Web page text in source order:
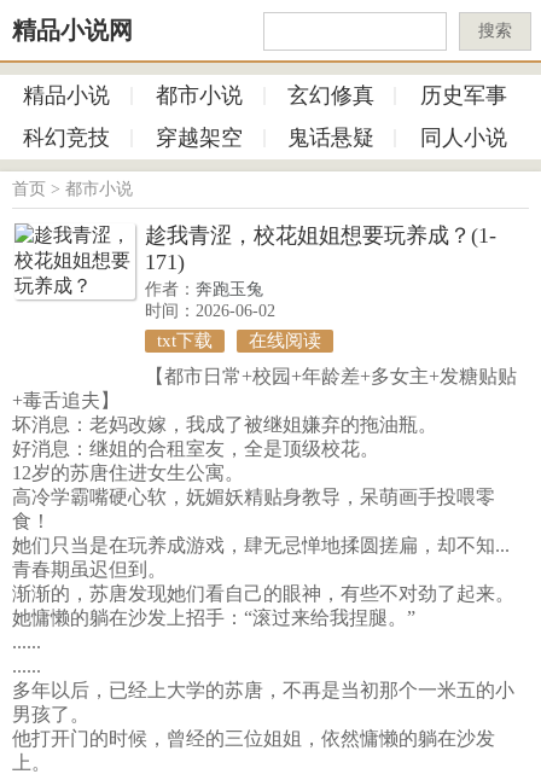
精品小说网 搜索
精品小说 都市小说 玄幻修真
历史军事
科幻竞技
穿越架空 鬼话悬疑 同人小说
首页 > 都市小说
趁我青涩，校花姐姐想要玩养成？(1-
171)
作者： 奔跑玉兔
时间：2026-06-02
txt下载 在线阅读
【都市日常+校园+年龄差+多女主+发糖贴贴
+毒舌追夫】
坏消息：老妈改嫁，我成了被继姐嫌弃的拖油瓶。
好消息：继姐的合租室友，全是顶级校花。
12岁的苏唐住进女生公寓。
高冷学霸嘴硬心软，妩媚妖精贴身教导，呆萌画手投喂零
食！
她们只当是在玩养成游戏，肆无忌惮地揉圆搓扁，却不知...
青春期虽迟但到。
渐渐的，苏唐发现她们看自己的眼神，有些不对劲了起来。
她慵懒的躺在沙发上招手：“滚过来给我捏腿。”
......
......
多年以后，已经上大学的苏唐，不再是当初那个一米五的小
男孩了。
他打开门的时候，曾经的三位姐姐，依然慵懒的躺在沙发
上。